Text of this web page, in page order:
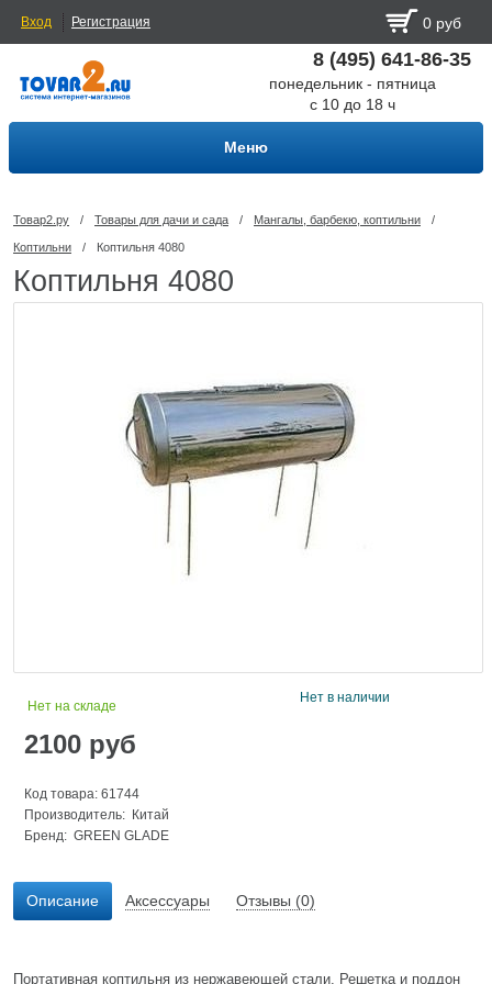
Вход Регистрация 0 руб
8 (495) 641-86-35
понедельник - пятница
с 10 до 18 ч
Меню
Товар2.ру / Товары для дачи и сада / Мангалы, барбекю, коптильни /
Коптильни / Коптильня 4080
Коптильня 4080
Нет на складе
2100 руб
Код товара: 61744
Производитель: Китай
Бренд: GREEN GLADE
Нет в наличии
Описание Аксессуары Отзывы (0)
Портативная коптильня из нержавеющей стали. Решетка и поддон